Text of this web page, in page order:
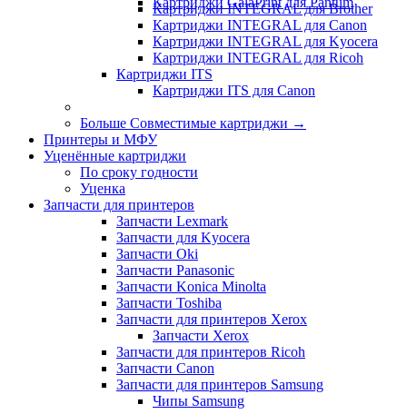
Картриджи INTEGRAL для Brother
Картриджи INTEGRAL для Canon
Картриджи INTEGRAL для Kyocera
Картриджи INTEGRAL для Ricoh
Картриджи ITS
Картриджи ITS для Canon
Больше Совместимые картриджи →
Принтеры и МФУ
Уценённые картриджи
По сроку годности
Уценка
Запчасти для принтеров
Запчасти Lexmark
Запчасти для Kyocera
Запчасти Oki
Запчасти Panasonic
Запчасти Koniсa Minolta
Запчасти Toshiba
Запчасти для принтеров Xerox
Запчасти Xerox
Запчасти для принтеров Ricoh
Запчасти Canon
Запчасти для принтеров Samsung
Чипы Samsung